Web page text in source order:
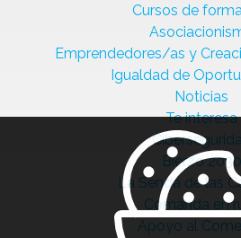
Cursos de
Emprendedores/as y
Igualdad de
Noticias
Te interesa
Bierzo 2030
La Senda de las
Comanda en
Apoyo al